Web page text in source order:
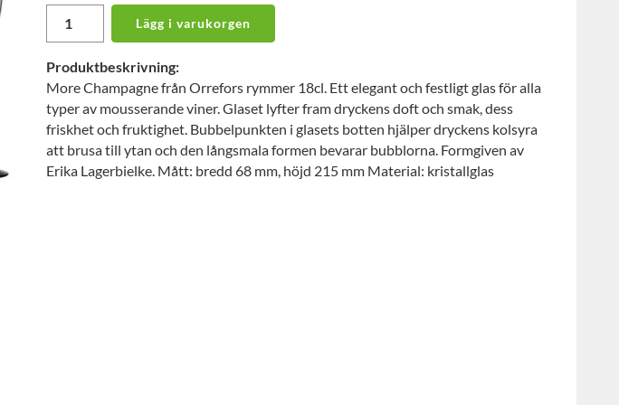
Lägg i varukorgen
Produktbeskrivning:
More Champagne från Orrefors rymmer 18cl. Ett elegant och festligt glas för alla
typer av mousserande viner. Glaset lyfter fram dryckens doft och smak, dess
friskhet och fruktighet. Bubbelpunkten i glasets botten hjälper dryckens kolsyra
att brusa till ytan och den långsmala formen bevarar bubblorna. Formgiven av
Erika Lagerbielke. Mått: bredd 68 mm, höjd 215 mm Material: kristallglas